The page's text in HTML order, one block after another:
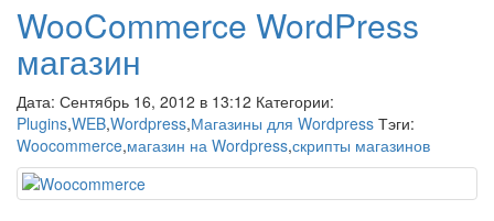
WooCommerce WordPress
магазин
Дата: Сентябрь 16, 2012 в 13:12 Категории:
Plugins,WEB,Wordpress,Магазины для Wordpress Тэги:
Woocommerce,магазин на Wordpress,скрипты магазинов